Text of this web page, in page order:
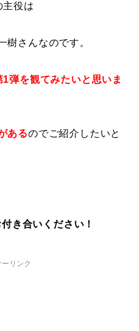
主役は
樹さんなのです。
弾を観てみたいと思いま
あるのでご紹介したいと
き合いください！
リンク